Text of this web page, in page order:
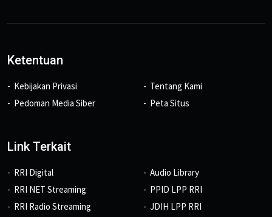
Ketentuan
Kebijakan Privasi
Pedoman Media Siber
Tentang Kami
Peta Situs
Link Terkait
RRI Digital
RRI NET Streaming
RRI Radio Streaming
Audio Library
PPID LPP RRI
JDIH LPP RRI